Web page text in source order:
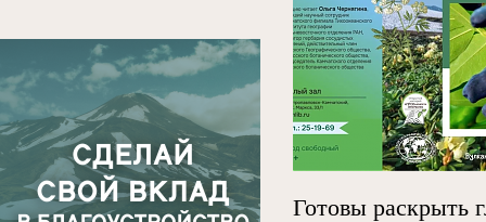
Готовы раскрыть